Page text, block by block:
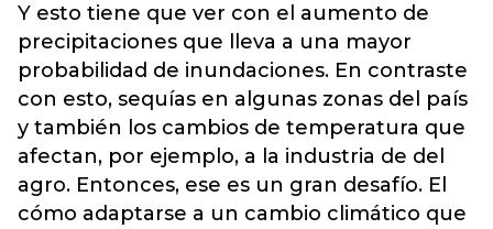
Y esto tiene que ver con el aumento de
precipitaciones que lleva a una mayor
probabilidad de inundaciones. En contraste
con esto, sequías en algunas zonas del país
y también los cambios de temperatura que
afectan, por ejemplo, a la industria de del
agro. Entonces, ese es un gran desafío. El
cómo adaptarse a un cambio climático que